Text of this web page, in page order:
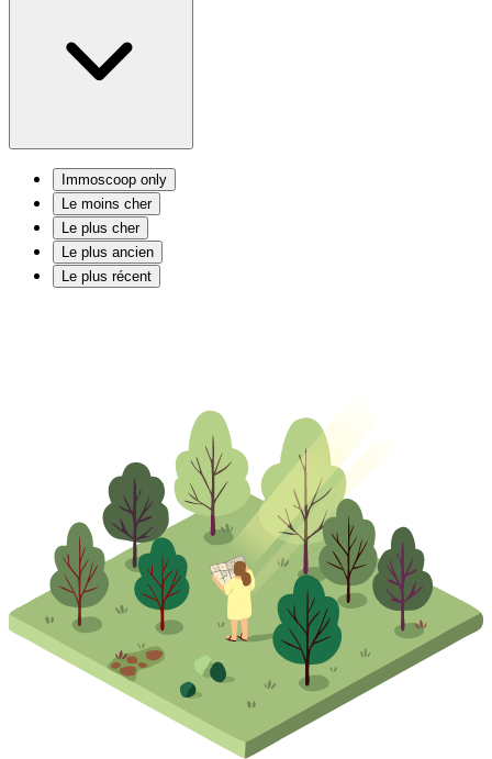
Immoscoop only
Le moins cher
Le plus cher
Le plus ancien
Le plus récent